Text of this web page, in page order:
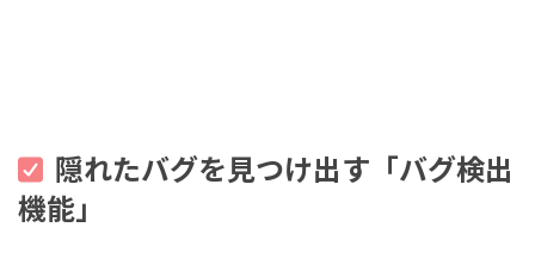
隠れたバグを見つけ出す「バグ検出
機能」